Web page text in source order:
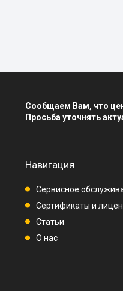
Сообщаем Вам, что
Просьба уточнять
Навигация
Сервисное
Сертификаты и
Статьи
О нас